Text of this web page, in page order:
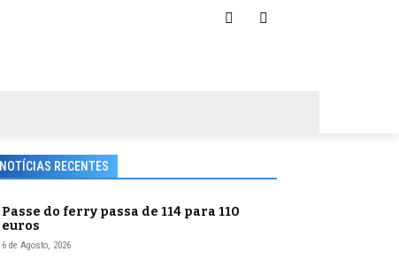
NOTÍCIAS RECENTES
Passe do ferry passa de 114 para 110
euros
6 de Agosto, 2026